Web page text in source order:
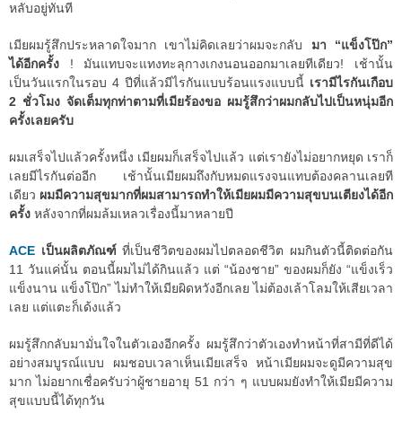
หลับอยู่ทันที
เมียผมรู้สึกประหลาดใจมาก เขาไม่คิดเลยว่าผมจะกลับ มา “แข็งโป๊ก”
ได้อีกครั้ง ! มันแทบจะแทงทะลุกางเกงนอนออกมาเลยทีเดียว! เช้านั้น
เป็นวันแรกในรอบ 4 ปีที่แล้วมีไรกันแบบร้อนแรงแบบนี้ เรามีไรกันเกือบ
2 ชั่วโมง จัดเต็มทุกท่าตามที่เมียร้องขอ ผมรู้สึกว่าผมกลับไปเป็นหนุ่มอีก
ครั้งเลยครับ
ผมเสร็จไปแล้วครั้งหนึ่ง เมียผมก็เสร็จไปแล้ว แต่เรายังไม่อยากหยุด เราก็
เลยมีไรกันต่ออีก เช้านั้นเมียผมถึงกับหมดแรงจนแทบต้องคลานเลยที
เดียว ผมมีความสุขมากที่ผมสามารถทำให้เมียผมมีความสุขบนเตียงได้อีก
ครั้ง หลังจากที่ผมล้มเหลวเรื่องนี้มาหลายปี
ACE เป็นผลิตภัณฑ์ที่เป็นชีวิตของผมไปตลอดชีวิต ผมกินตัวนี้ติดต่อกัน
11 วันแค่นั้น ตอนนี้ผมไม่ได้กินแล้ว แต่ “น้องชาย” ของผมก็ยัง “แข็งเร็ว
แข็งนาน แข็งโป๊ก” ไม่ทำให้เมียผิดหวังอีกเลย ไม่ต้องเล้าโลมให้เสียเวลา
เลย แต่แตะก็เด้งแล้ว
ผมรู้สึกกลับมามั่นใจในตัวเองอีกครั้ง ผมรู้สึกว่าตัวเองทำหน้าที่สามีที่ดีได้
อย่างสมบูรณ์แบบ ผมชอบเวลาเห็นเมียเสร็จ หน้าเมียผมจะดูมีความสุข
มาก ไม่อยากเชื่อครับว่าผู้ชายอายุ 51 กว่า ๆ แบบผมยังทำให้เมียมีความ
สุขแบบนี้ได้ทุกวัน